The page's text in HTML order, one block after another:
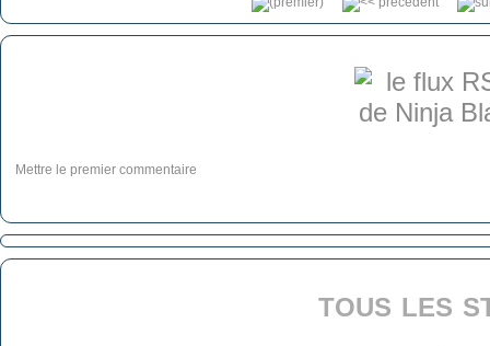
Mettre le premier commentaire
tous les